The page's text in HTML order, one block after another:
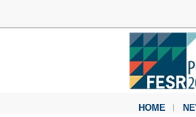
HOME